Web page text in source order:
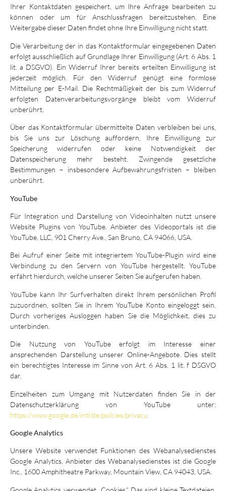
Ihrer Kontaktdaten gespeichert, um Ihre Anfrage bearbeiten zu
können oder um für Anschlussfragen bereitzustehen. Eine
Weitergabe dieser Daten findet ohne Ihre Einwilligung nicht statt.
Die Verarbeitung der in das Kontaktformular eingegebenen Daten
erfolgt ausschließlich auf Grundlage Ihrer Einwilligung (Art. 6 Abs. 1
lit. a DSGVO). Ein Widerruf Ihrer bereits erteilten Einwilligung ist
jederzeit möglich. Für den Widerruf genügt eine formlose
Mitteilung per E-Mail. Die Rechtmäßigkeit der bis zum Widerruf
erfolgten Datenverarbeitungsvorgänge bleibt vom Widerruf
unberührt.
Über das Kontaktformular übermittelte Daten verbleiben bei uns,
bis Sie uns zur Löschung auffordern, Ihre Einwilligung zur
Speicherung widerrufen oder keine Notwendigkeit der
Datenspeicherung mehr besteht. Zwingende gesetzliche
Bestimmungen – insbesondere Aufbewahrungsfristen – bleiben
unberührt.
YouTube
Für Integration und Darstellung von Videoinhalten nutzt unsere
Website Plugins von YouTube. Anbieter des Videoportals ist die
YouTube, LLC, 901 Cherry Ave., San Bruno, CA 94066, USA.
Bei Aufruf einer Seite mit integriertem YouTube-Plugin wird eine
Verbindung zu den Servern von YouTube hergestellt. YouTube
erfährt hierdurch, welche unserer Seiten Sie aufgerufen haben.
YouTube kann Ihr Surfverhalten direkt Ihrem persönlichen Profil
zuzuordnen, sollten Sie in Ihrem YouTube Konto eingeloggt sein.
Durch vorheriges Ausloggen haben Sie die Möglichkeit, dies zu
unterbinden.
Die Nutzung von YouTube erfolgt im Interesse einer
ansprechenden Darstellung unserer Online-Angebote. Dies stellt
ein berechtigtes Interesse im Sinne von Art. 6 Abs. 1 lit. f DSGVO
dar.
Einzelheiten zum Umgang mit Nutzerdaten finden Sie in der
Datenschutzerklärung von YouTube unter:
https://www.google.de/intl/de/policies/privacy.
Google Analytics
Unsere Website verwendet Funktionen des Webanalysedienstes
Google Analytics. Anbieter des Webanalysedienstes ist die Google
Inc., 1600 Amphitheatre Parkway, Mountain View, CA 94043, USA.